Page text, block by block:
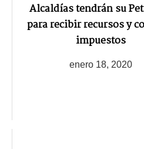
Alcaldías tendrán su
para recibir recursos y
impuestos
enero 18, 2020